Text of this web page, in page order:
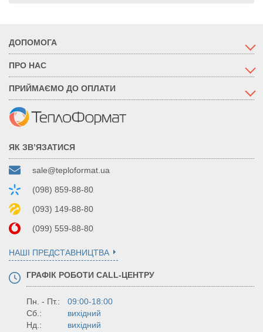
ДОПОМОГА
ПРО НАС
ПРИЙМАЄМО ДО ОПЛАТИ
ЯК ЗВ’ЯЗАТИСЯ
sale@teploformat.ua
(098) 859-88-80
(093) 149-88-80
(099) 559-88-80
НАШІ ПРЕДСТАВНИЦТВА
ГРАФІК РОБОТИ CALL-ЦЕНТРУ
Пн. - Пт.:
09:00-18:00
Сб.:
вихідний
Нд.:
вихідний